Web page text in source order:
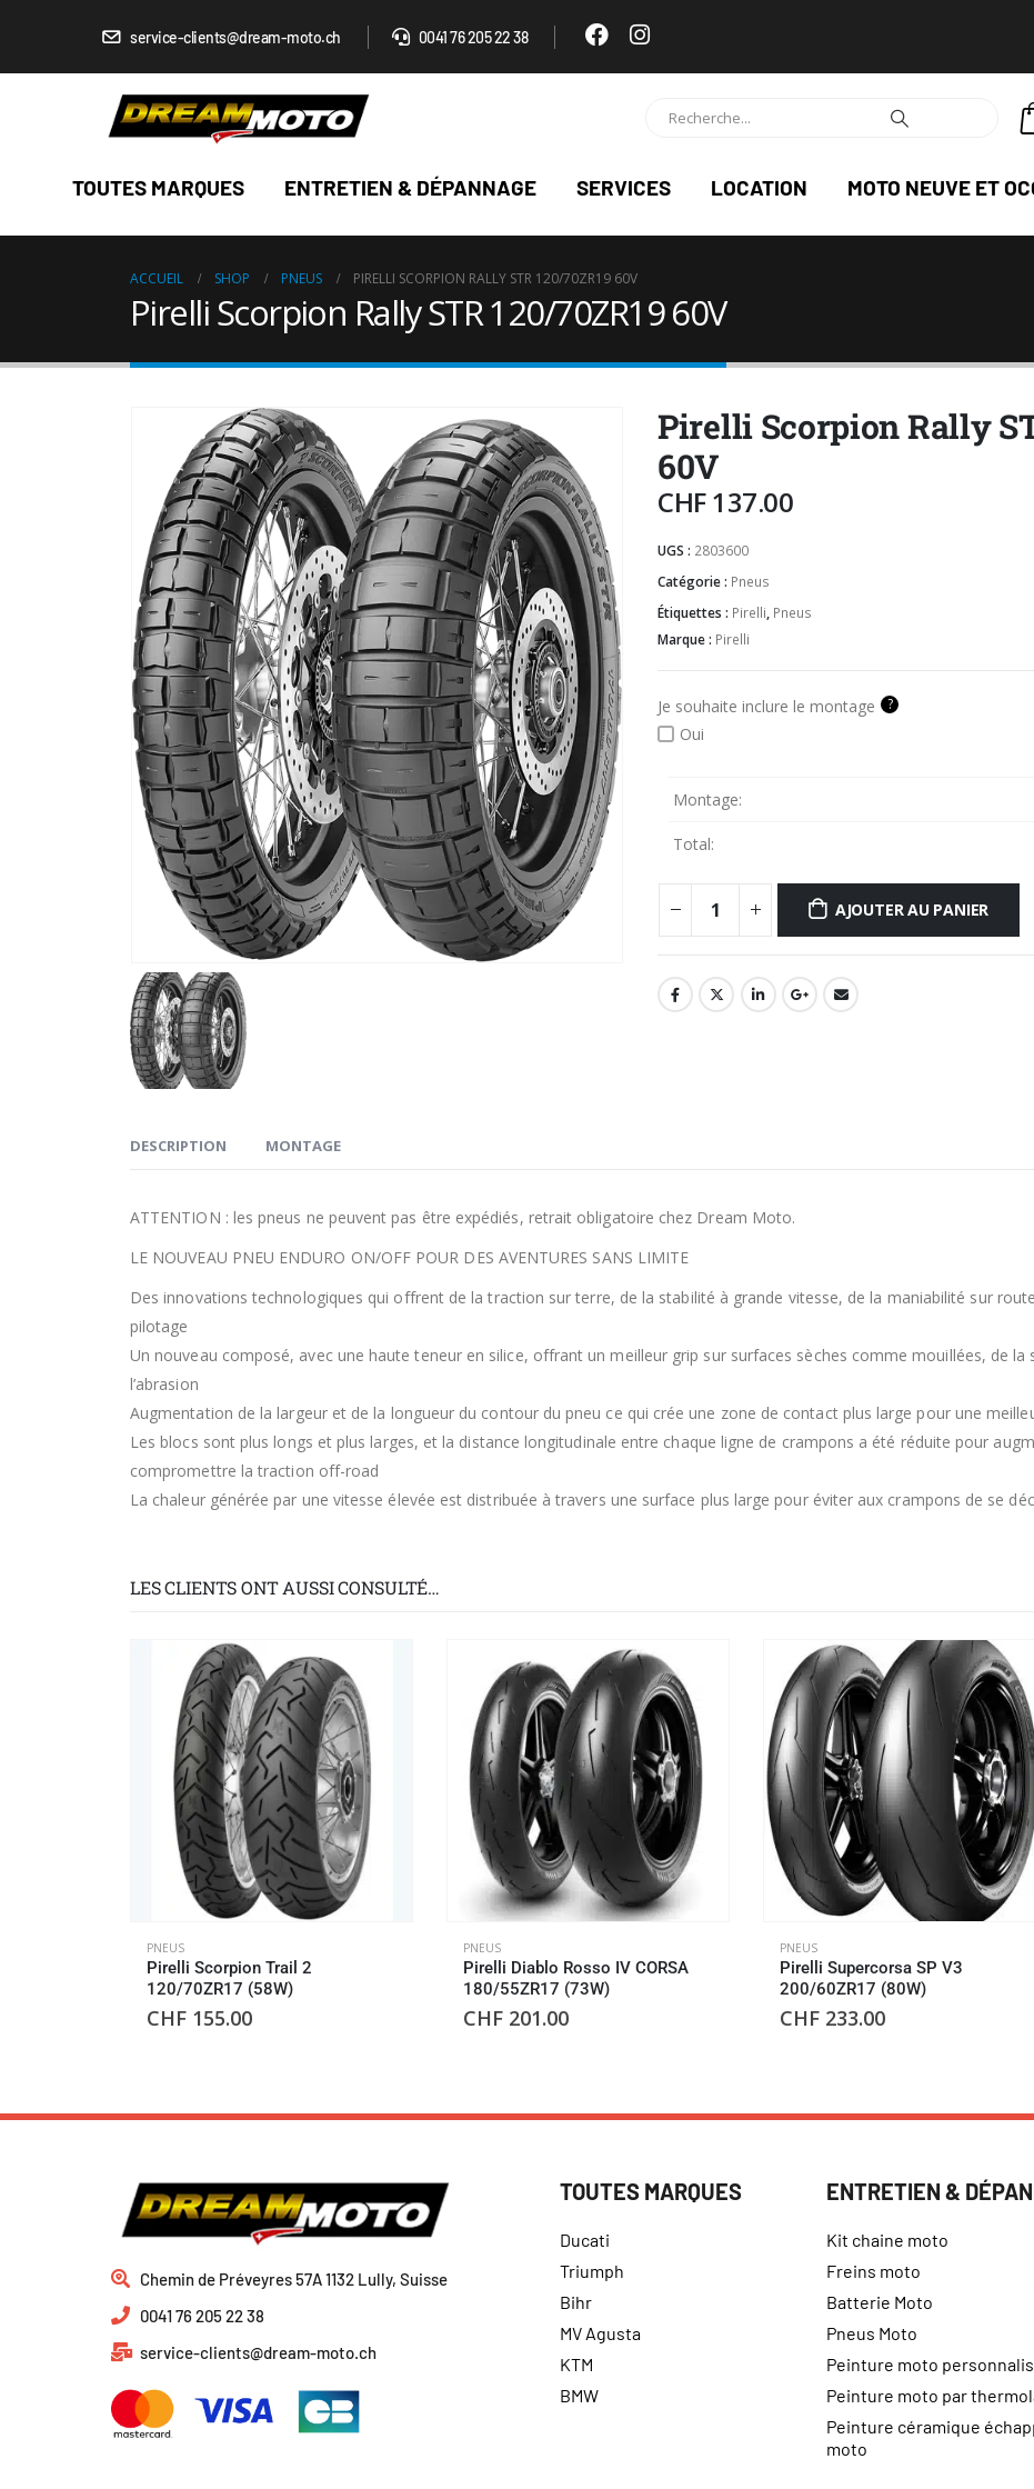
service-clients@dream-moto.ch 0041 76 205 22 38
TOUTES MARQUES ENTRETIEN & DÉPANNAGE SERVICES LOCATION MOTO NEUVE ET
ACCUEIL SHOP PNEUS PIRELLI SCORPION RALLY STR 120/70ZR19 60V
Pirelli Scorpion Rally STR 120/70ZR19 60V
Pirelli Scorpion Rally
60V
CHF137.00
UGS : 2803600
Catégorie : Pneus
Étiquettes : Pirelli, Pneus
Marque : Pirelli
Je souhaite inclure le montage ?
Oui
Montage:
Total:
AJOUTER AU PANIER
DESCRIPTION MONTAGE
ATTENTION : les pneus ne peuvent pas être expédiés, retrait obligatoire chez Dream Moto.
LE NOUVEAU PNEU ENDURO ON/OFF POUR DES AVENTURES SANS LIMITE
Des innovations technologiques qui offrent de la traction sur terre, de la stabilité à grande vitesse, de la maniabilité sur
pilotage
Un nouveau composé, avec une haute teneur en silice, offrant un meilleur grip sur surfaces sèches comme mouillées, de
l’abrasion
Augmentation de la largeur et de la longueur du contour du pneu ce qui crée une zone de contact plus large pour une
Les blocs sont plus longs et plus larges, et la distance longitudinale entre chaque ligne de crampons a été réduite pour
compromettre la traction off-road
La chaleur générée par une vitesse élevée est distribuée à travers une surface plus large pour éviter aux crampons de se
LES CLIENTS ONT AUSSI CONSULTÉ…
PNEUS
Pirelli Scorpion Trail 2
120/70ZR17 (58W)
CHF 155.00
PNEUS
Pirelli Diablo Rosso IV CORSA
180/55ZR17 (73W)
CHF 201.00
PNEUS
Pirelli Supercorsa SP V3
200/60ZR17 (80W)
CHF 233.00
Chemin de Préveyres 57A 1132 Lully, Suisse
0041 76 205 22 38
service-clients@dream-moto.ch
TOUTES MARQUES
Ducati
Triumph
Bihr
MV Agusta
KTM
BMW
ENTRETIEN &
Kit chaine moto
Freins moto
Batterie Moto
Pneus Moto
Peinture moto
Peinture moto par
Peinture céramique
moto